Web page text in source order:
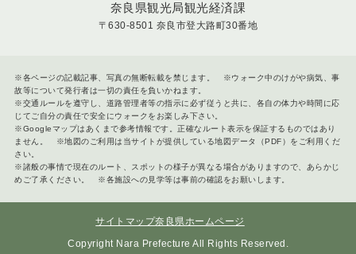
奈良県観光局観光経済課
〒630-8501 奈良市登大路町30番地
※各ページの記載記事、写真の無断転載を禁じます。 ※ウォーク中のけがや病気、事
故等について発行者は一切の責任を負いかねます。
※交通ルールを遵守し、道路管理者等の指示に必ず従うと共に、各自の体力や時間に応
じてご自分の責任で安全にウォークをお楽しみ下さい。
※Googleマップはあくまで参考情報です。正確なルート表示を保証するものではあり
ません。 ※地図のご利用は当サイトが提供している地図データ（PDF）をご利用くだ
さい。
※諸般の事情で現在のルート、スポットの様子が異なる場合がありますので、あらかじ
めご了承ください。 ※各施設への見学等は事前の確認をお願いします。
サイトマップ奈良県ホームページ
Copyright Nara Prefecture All Rights Reserved.